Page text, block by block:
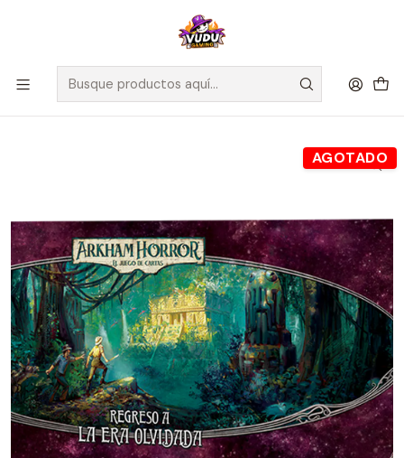
🚀 ¡Despachamos a todo Chile! Envío GRATIS a Regiones sobre
$100.000 y a RM sobre $35.000
Inicio Juegos de Mesa Editorial Fantasy Flight
Arkham Horror LCG - Expansión Regreso a la era Olvidada -
Español
AGOTADO